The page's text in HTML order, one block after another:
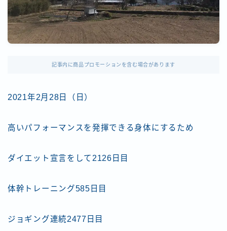
記事内に商品プロモーションを含む場合があります
2021年2月28日（日）
高いパフォーマンスを発揮できる身体にするため
ダイエット宣言をして2126日目
体幹トレーニング585日目
ジョギング連続2477日目